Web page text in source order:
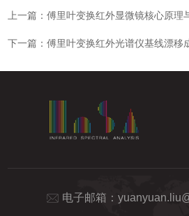
上一篇：傅里叶变换红外显微镜核心原理
下一篇：傅里叶变换红外光谱仪基线漂移
电子邮箱：